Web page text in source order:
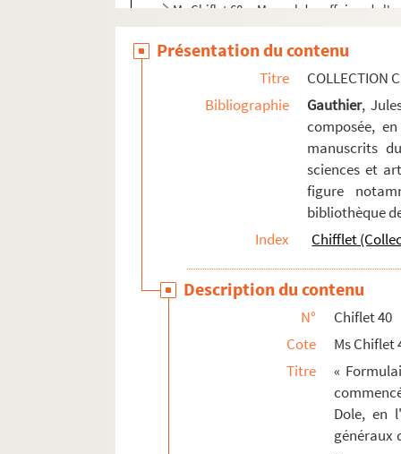
Ms Chiflet 60. « Manuel des affaires de
Ms Chiflet 64. Epitaphes recueillies
Ms Chiflet 65. « Pièces historiques
Ms Chiflet 66. « Pièces historiques
Ms Chiflet 67. « Pièces historiques
Ms Chiflet 68. « Pièces historiques
Présentation du contenu
Titre
COLLECTION
Bibliographie
Gauthier,
composée,
manuscrits
sciences et
figure
bibliothèque
Index
Chifflet
Description du contenu
N°
Chiflet 40
Cote
Ms Chiflet
Titre
«
Dole, en
généraux